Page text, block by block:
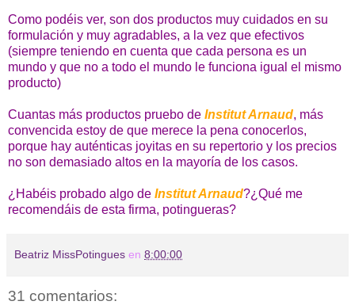
Como podéis ver, son dos productos muy cuidados en su
formulación y muy agradables, a la vez que efectivos
(siempre teniendo en cuenta que cada persona es un
mundo y que no a todo el mundo le funciona igual el mismo
producto)
Cuantas más productos pruebo de Institut Arnaud, más
convencida estoy de que merece la pena conocerlos,
porque hay auténticas joyitas en su repertorio y los precios
no son demasiado altos en la mayoría de los casos.
¿Habéis probado algo de Institut Arnaud?¿Qué me
recomendáis de esta firma, potingueras?
Beatriz MissPotingues en 8:00:00
31 comentarios: